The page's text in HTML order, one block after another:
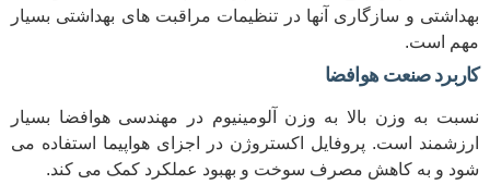
بهداشتی و سازگاری آنها در تنظیمات مراقبت های بهداشتی بسیار
مهم است.
کاربرد صنعت هوافضا
نسبت به وزن بالا به وزن آلومینیوم در مهندسی هوافضا بسیار
ارزشمند است. پروفایل اکستروژن در اجزای هواپیما استفاده می
شود و به کاهش مصرف سوخت و بهبود عملکرد کمک می کند.